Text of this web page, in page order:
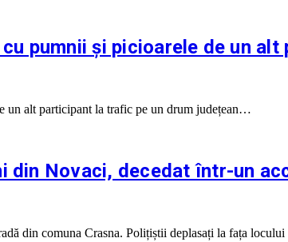
pumnii și picioarele de un
un alt participant la trafic pe un drum județean…
din Novaci, decedat într-un
din comuna Crasna. Polițiștii deplasați la fața